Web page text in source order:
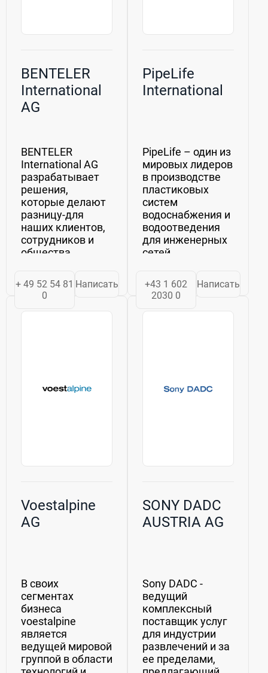
BENTELER
International
AG
BENTELER
International AG
разрабатывает
решения,
которые делают
разницу-для
наших клиентов,
сотрудников и
общества.
прогресс
является
неотъемлемой
частью нашей
стороны и
+ 49 52 54 81
0
Написать
PipeLife
International
PipeLife – один из
мировых лидеров
в производстве
пластиковых
систем
водоснабжения и
водоотведения
для инженерных
сетей.
видами
продукции
являются:• трубы,
фитинги и
фитинги...
+43 1 602
2030 0
Написать
Voestalpine
AG
В своих
сегментах
бизнеса
voestalpine
является
ведущей мировой
группой в области
SONY DADC
AUSTRIA AG
Sony DADC -
ведущий
комплексный
поставщик услуг
для индустрии
развлечений и за
ее пределами,